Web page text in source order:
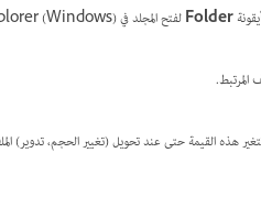
Folderلفتح المجلد في Explorer (Windows) أو Finder (Mac OS).
المرتبط.
هذه القيمة حتى عند تحويل (تغيير الحجم، تدوير)